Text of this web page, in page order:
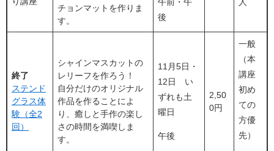
チョンマットを作りま
す。
後
終了
ステンド
グラス体
験（全2
回）
シャインマスカットの
レリーフを作ろう！
自分だけのオリジナル
作品を作ることによ
り、癒しと手作の楽し
さの時間を満喫しま
す。
11月5日・
12日 い
ずれも土
曜日
午後
2,50
0円
一般
（本
講座
初め
ての
方優
先）